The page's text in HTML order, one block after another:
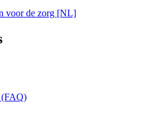
voor de zorg [NL]
(FAQ)